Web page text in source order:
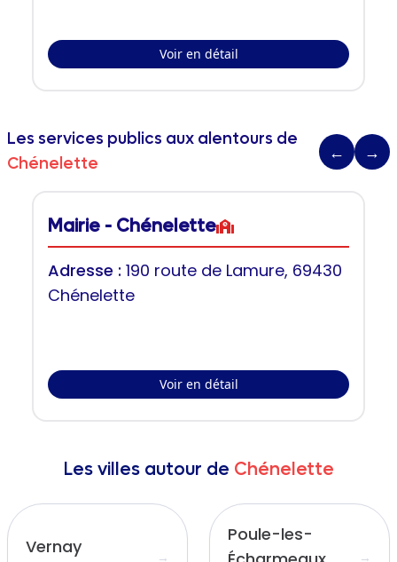
Voir en détail
Les services publics aux alentours de
Chénelette
← →
Mairie - Chénelette
Adresse : 190 route de Lamure, 69430
Chénelette
Voir en détail
Les villes autour de Chénelette
Vernay →
Poule-les-
→